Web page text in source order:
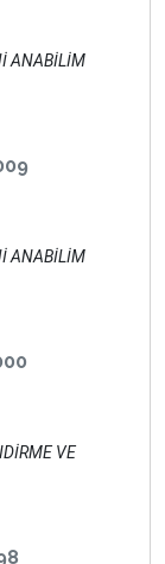
ANABİLİM
ANABİLİM
VE